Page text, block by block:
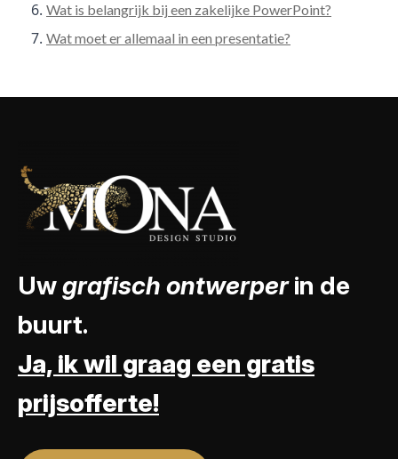
Wat is belangrijk bij een zakelijke PowerPoint?
Wat moet er allemaal in een presentatie?
Uwgrafisch ontwerperin de
buurt.
Ja, ik wil graag een gratis
prijsofferte!